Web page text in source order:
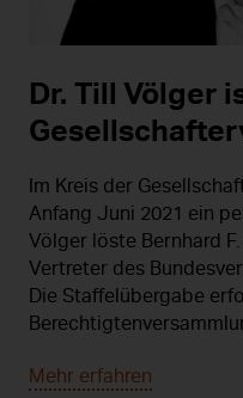
Dr. Till Völger
Im Kreis der
Anfang Juni 2021 ein
Völger löste Bernhard
Vertreter des
Die Staffelübergabe
Mehr erfahren